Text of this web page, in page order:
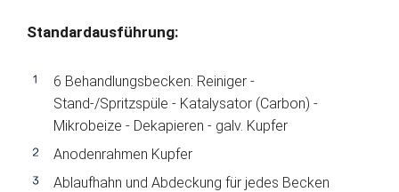
Standardausführung:
6 Behandlungsbecken: Reiniger -
Stand-/Spritzspüle - Katalysator (Carbon) -
Mikrobeize - Dekapieren - galv. Kupfer
Anodenrahmen Kupfer
Ablaufhahn und Abdeckung für jedes Becken